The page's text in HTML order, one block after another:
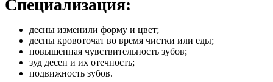
Специализация:
десны изменили форму и цвет;
десны кровоточат во время чистки или еды;
повышенная чувствительность зубов;
зуд десен и их отечность;
подвижность зубов.